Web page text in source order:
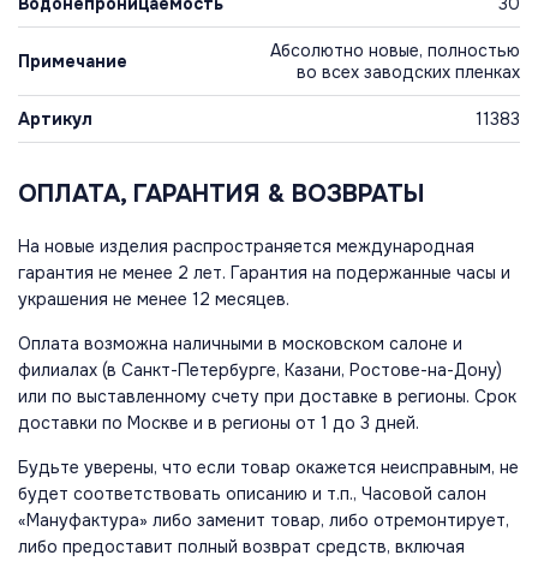
Примечание
Абсолютно новые, полностью
во всех заводских пленках
Артикул 11383
ОПЛАТА, ГАРАНТИЯ & ВОЗВРАТЫ
На новые изделия распространяется международная
гарантия не менее 2 лет. Гарантия на подержанные часы и
украшения не менее 12 месяцев.
Оплата возможна наличными в московском салоне и
филиалах (в Санкт-Петербурге, Казани, Ростове-на-Дону)
или по выставленному счету при доставке в регионы. Срок
доставки по Москве и в регионы от 1 до 3 дней.
Будьте уверены, что если товар окажется неисправным, не
будет соответствовать описанию и т.п., Часовой салон
«Мануфактура» либо заменит товар, либо отремонтирует,
либо предоставит полный возврат средств, включая